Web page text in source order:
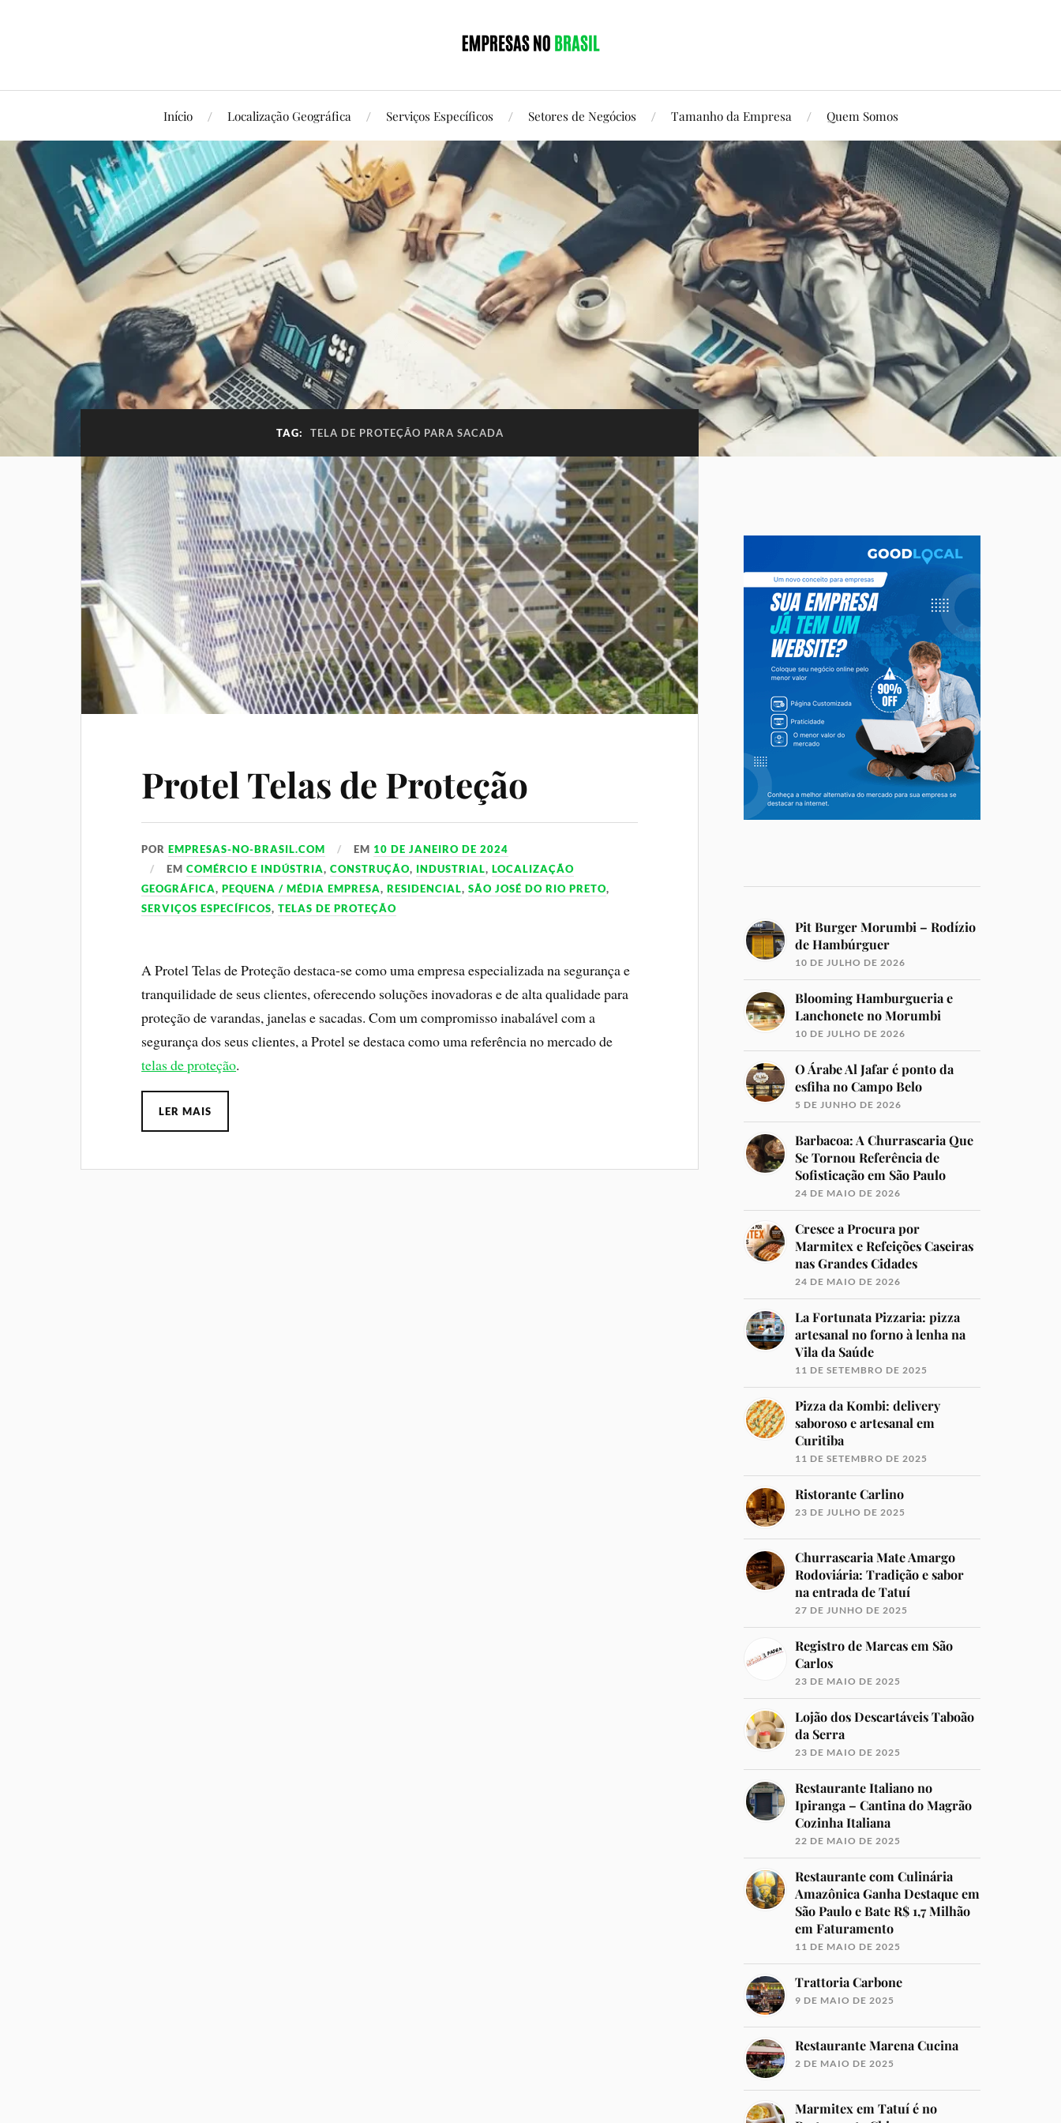
Início Localização Geográfica Serviços Específicos Setores de Negócios Tamanho da Empresa Quem Somos
TAG: TELA DE PROTEÇÃO PARA SACADA
Protel Telas de Proteção
POREMPRESAS-NO-BRASIL.COM EM 10 DE JANEIRO DE 2024
EMCOMÉRCIO E INDÚSTRIA,CONSTRUÇÃO, INDUSTRIAL,LOCALIZAÇÃO
GEOGRÁFICA,PEQUENA / MÉDIA EMPRESA,RESIDENCIAL,SÃO JOSÉ DO RIO PRETO,
SERVIÇOS ESPECÍFICOS,TELAS DE PROTEÇÃO
A Protel Telas de Proteção destaca-se como uma empresa especializada na segurança e
tranquilidade de seus clientes, oferecendo soluções inovadoras e de alta qualidade para
proteção de varandas, janelas e sacadas. Com um compromisso inabalável com a
segurança dos seus clientes, a Protel se destaca como uma referência no mercado de
telas de proteção.
LER MAIS
Pit Burger Morumbi – Rodízio
de Hambúrguer
10 DE JULHO DE 2026
Blooming Hamburgueria e
Lanchonete no Morumbi
10 DE JULHO DE 2026
O Árabe Al Jafar é ponto da
esfiha no Campo Belo
5 DE JUNHO DE 2026
Barbacoa: A Churrascaria Que
Se Tornou Referência de
Sofisticação em São Paulo
24 DE MAIO DE 2026
Cresce a Procura por
Marmitex e Refeições Caseiras
nas Grandes Cidades
24 DE MAIO DE 2026
La Fortunata Pizzaria: pizza
artesanal no forno à lenha na
Vila da Saúde
11 DE SETEMBRO DE 2025
Pizza da Kombi: delivery
saboroso e artesanal em
Curitiba
11 DE SETEMBRO DE 2025
Ristorante Carlino
23 DE JULHO DE 2025
Churrascaria Mate Amargo
Rodoviária: Tradição e sabor
na entrada de Tatuí
27 DE JUNHO DE 2025
Registro de Marcas em São
Carlos
23 DE MAIO DE 2025
Lojão dos Descartáveis Taboão
da Serra
23 DE MAIO DE 2025
Restaurante Italiano no
Ipiranga – Cantina do Magrão
Cozinha Italiana
22 DE MAIO DE 2025
Restaurante com Culinária
Amazônica Ganha Destaque em
São Paulo e Bate R$ 1,7 Milhão
em Faturamento
11 DE MAIO DE 2025
Trattoria Carbone
9 DE MAIO DE 2025
Restaurante Marena Cucina
2 DE MAIO DE 2025
Marmitex em Tatuí é no